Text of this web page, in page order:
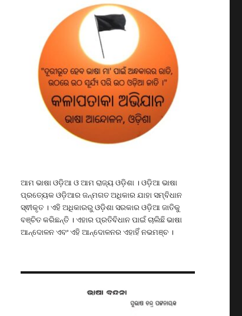
ଆମ ଭାଷା ଓଡ଼ିଆ ଓ ଆମ ରାଜ୍ୟ ଓଡ଼ିଶା । ଓଡ଼ିଆ ଭାଷା
ପ୍ରତ୍ୟେକ ଓଡ଼ିଆର ଜନ୍ମଗତ ଅଧିକାର ଯାହା ସମ୍ବିଧାନ
ସ୍ଵୀକୃତ । ଏହି ଅଧିକାରରୁ ଓଡ଼ିଶା ସରକାର ଓଡ଼ିଆ ଜାତିକୁ
ବଞ୍ଚିତ କରିଛନ୍ତି । ଏହାର ପ୍ରତିବିଧାନ ପାଇଁ ଚାଲିଛି ଭାଷା
ଆନ୍ଦୋଳନ ଏବଂ ଏହି ଆନ୍ଦୋଳନର ଏହାହିଁ ନଭମଞ୍ଚ ।